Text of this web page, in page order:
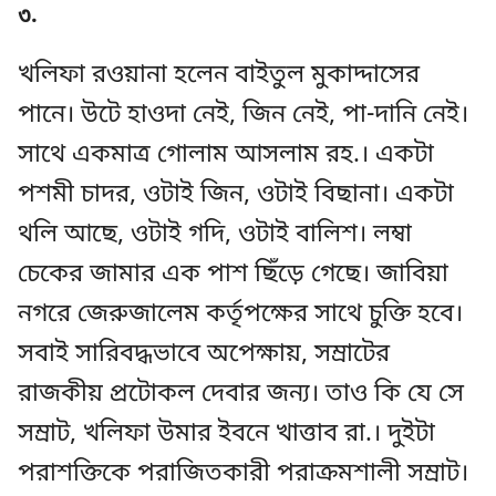
৩.
খলিফা রওয়ানা হলেন বাইতুল মুকাদ্দাসের
পানে। উটে হাওদা নেই, জিন নেই, পা-দানি নেই।
সাথে একমাত্র গোলাম আসলাম রহ.। একটা
পশমী চাদর, ওটাই জিন, ওটাই বিছানা। একটা
থলি আছে, ওটাই গদি, ওটাই বালিশ। লম্বা
চেকের জামার এক পাশ ছিঁড়ে গেছে। জাবিয়া
নগরে জেরুজালেম কর্তৃপক্ষের সাথে চুক্তি হবে।
সবাই সারিবদ্ধভাবে অপেক্ষায়, সম্রাটের
রাজকীয় প্রটোকল দেবার জন্য। তাও কি যে সে
সম্রাট, খলিফা উমার ইবনে খাত্তাব রা.। দুইটা
পরাশক্তিকে পরাজিতকারী পরাক্রমশালী সম্রাট।